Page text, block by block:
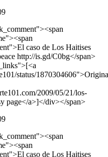
caso de Los Haitises
http://is.gd/C0bg</span>
status/
2009/05/21/los-
page</a>]</div></span>
caso de Los Haitises